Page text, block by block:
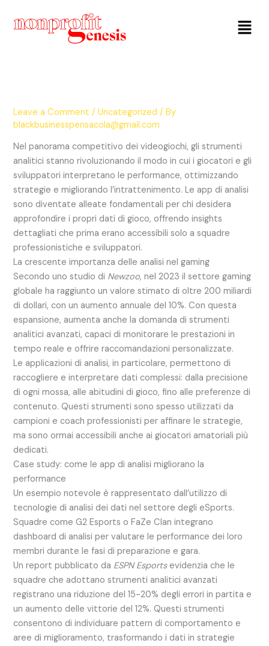
Menu
Leave a Comment /Uncategorized / By
blackbusinesspensacola@gmail.com
Nel panorama competitivo dei videogiochi, gli strumenti
analitici stanno rivoluzionando il modo in cui i giocatori e gli
sviluppatori interpretano le performance, ottimizzando
strategie e migliorando l’intrattenimento. Le app di analisi
sono diventate alleate fondamentali per chi desidera
approfondire i propri dati di gioco, offrendo insights
dettagliati che prima erano accessibili solo a squadre
professionistiche e sviluppatori.
La crescente importanza delle analisi nel gaming
Secondo uno studio di Newzoo, nel 2023 il settore gaming
globale ha raggiunto un valore stimato di oltre 200 miliardi
di dollari, con un aumento annuale del 10%. Con questa
espansione, aumenta anche la domanda di strumenti
analitici avanzati, capaci di monitorare le prestazioni in
tempo reale e offrire raccomandazioni personalizzate.
Le applicazioni di analisi, in particolare, permettono di
raccogliere e interpretare dati complessi: dalla precisione
di ogni mossa, alle abitudini di gioco, fino alle preferenze di
contenuto. Questi strumenti sono spesso utilizzati da
campioni e coach professionisti per affinare le strategie,
ma sono ormai accessibili anche ai giocatori amatoriali più
dedicati.
Case study: come le app di analisi migliorano la
performance
Un esempio notevole è rappresentato dall’utilizzo di
tecnologie di analisi dei dati nel settore degli eSports.
Squadre come G2 Esports o FaZe Clan integrano
dashboard di analisi per valutare le performance dei loro
membri durante le fasi di preparazione e gara.
Un report pubblicato da ESPN Esportsevidenzia che le
squadre che adottano strumenti analitici avanzati
registrano una riduzione del 15-20% degli errori in partita e
un aumento delle vittorie del 12%. Questi strumenti
consentono di individuare pattern di comportamento e
aree di miglioramento, trasformando i dati in strategie